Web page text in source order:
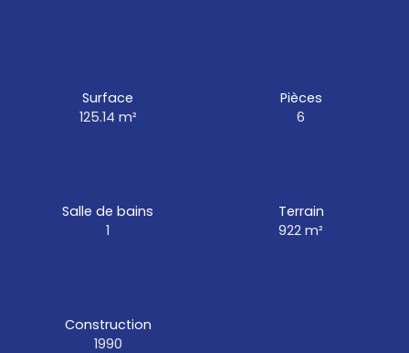
Surface
125.14 m²
Pièces
6
Salle de bains
1
Terrain
922m²
Construction
1990